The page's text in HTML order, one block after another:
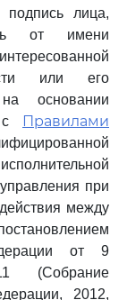
подпись лица,
от имени
или его
на основании
с
Правилами
при
между
от 9
2012,